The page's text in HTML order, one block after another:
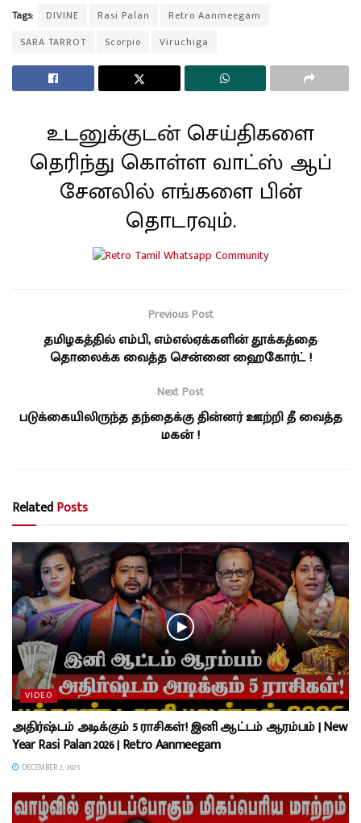
Tags: DIVINE Rasi Palan
Retro Aanmeegam
SARA TARROT
Scorpio Viruchiga
உடனுக்குடன் செய்திகளை
தெரிந்து கொள்ள வாட்ஸ் ஆப்
சேனலில் எங்களை பின்
தொடரவும்.
Previous Post
தமிழகத்தில் எம்பி, எம்எல்ஏக்களின் தூக்கத்தை
தொலைக்க வைத்த சென்னை ஹைகோர்ட் !
Next Post
படுக்கையிலிருந்த தந்தைக்கு தின்னர் ஊற்றி தீ வைத்த
மகன் !
RelatedPosts
VIDEO
அதிர்ஷ்டம் அடிக்கும் 5 ராசிகள்! இனி ஆட்டம் ஆரம்பம் | New
Year Rasi Palan 2026 | Retro Aanmeegam
DECEMBER 2, 2025